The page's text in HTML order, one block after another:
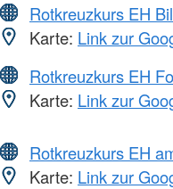
Rotkreuzkurs EH
Karte: Link zur
Rotkreuzkurs EH
Karte: Link zur
Rotkreuzkurs EH
Karte: Link zur